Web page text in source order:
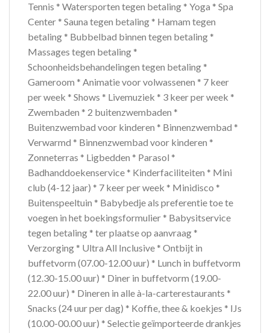
Tennis * Watersporten tegen betaling * Yoga * Spa
Center * Sauna tegen betaling * Hamam tegen
betaling * Bubbelbad binnen tegen betaling *
Massages tegen betaling *
Schoonheidsbehandelingen tegen betaling *
Gameroom * Animatie voor volwassenen * 7 keer
per week * Shows * Livemuziek * 3 keer per week *
Zwembaden * 2 buitenzwembaden *
Buitenzwembad voor kinderen * Binnenzwembad *
Verwarmd * Binnenzwembad voor kinderen *
Zonneterras * Ligbedden * Parasol *
Badhanddoekenservice * Kinderfaciliteiten * Mini
club (4-12 jaar) * 7 keer per week * Minidisco *
Buitenspeeltuin * Babybedje als preferentie toe te
voegen in het boekingsformulier * Babysitservice
tegen betaling * ter plaatse op aanvraag *
Verzorging * Ultra All Inclusive * Ontbijt in
buffetvorm (07.00-12.00 uur) * Lunch in buffetvorm
(12.30-15.00 uur) * Diner in buffetvorm (19.00-
22.00 uur) * Dineren in alle à-la-carterestaurants *
Snacks (24 uur per dag) * Koffie, thee & koekjes * IJs
(10.00-00.00 uur) * Selectie geïmporteerde drankjes